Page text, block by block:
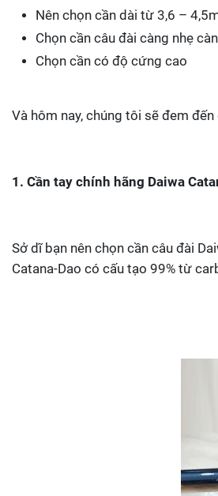
Nên chọn cần dài từ 3,6 –
Chọn cần câu đài càng nhẹ
Chọn cần có độ cứng cao
Và hôm nay, chúng tôi sẽ đem
1. Cần tay chính hãng Daiwa
Sở dĩ bạn nên chọn cần câu đài
Catana-Dao có cấu tạo 99% từ